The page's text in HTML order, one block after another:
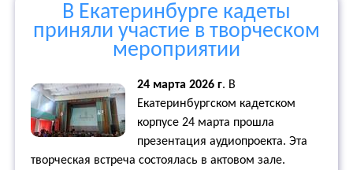
В Екатеринбурге кадеты
приняли участие в творческом
мероприятии
24 марта 2026 г. В
Екатеринбургском кадетском
корпусе 24 марта прошла
презентация аудиопроекта. Эта
творческая встреча состоялась в актовом зале.